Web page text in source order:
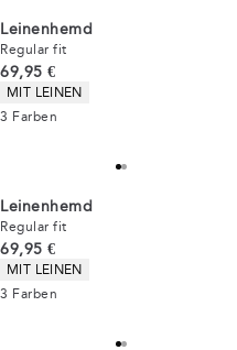
Leinenhemd
Regular fit
Preis
69,95 €
Produkteigenschaften
MIT LEINEN
3 Farben
Leinenhemd
Regular fit
Preis
69,95 €
Produkteigenschaften
MIT LEINEN
3 Farben